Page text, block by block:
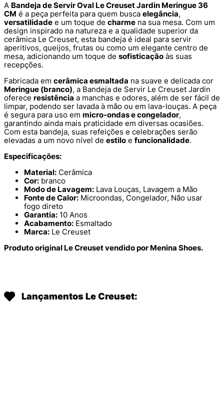
A Bandeja de Servir Oval Le Creuset Jardin Meringue 36
CM é a peça perfeita para quem busca elegância,
versatilidade e um toque de charme na sua mesa. Com um
design inspirado na natureza e a qualidade superior da
cerâmica Le Creuset, esta bandeja é ideal para servir
aperitivos, queijos, frutas ou como um elegante centro de
mesa, adicionando um toque de sofisticação às suas
recepções.
Fabricada em cerâmica esmaltada na suave e delicada cor
Meringue (branco), a Bandeja de Servir Le Creuset Jardin
oferece resistência a manchas e odores, além de ser fácil de
limpar, podendo ser lavada à mão ou em lava-louças. A peça
é segura para uso em micro-ondas e congelador,
garantindo ainda mais praticidade em diversas ocasiões.
Com esta bandeja, suas refeições e celebrações serão
elevadas a um novo nível de estilo e funcionalidade.
Especificações:
Material: Cerâmica
Cor: branco
Modo de Lavagem: Lava Louças, Lavagem a Mão
Fonte de Calor: Microondas, Congelador, Não usar
fogo direto
Garantia: 10 Anos
Acabamento: Esmaltado
Marca: Le Creuset
Produto original Le Creuset vendido por Menina Shoes.
Lançamentos Le Creuset: